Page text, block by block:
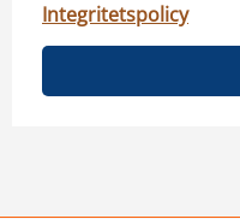
Integritetspolicy